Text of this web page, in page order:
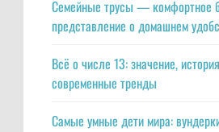
Семейные трусы — комфортное
представление о домашнем
Всё о числе 13: значение,
современные тренды
Самые умные дети мира: